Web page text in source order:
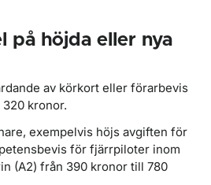
på höjda eller nya
av körkort eller förarbevis
kronor.
exempelvis höjs avgiften för
för fjärrpiloter inom
(A2) från 390 kronor till 780